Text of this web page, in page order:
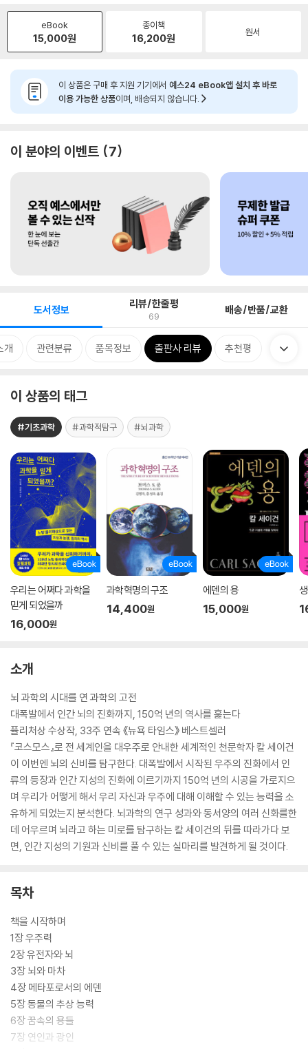
eBook
15,000원
종이책
16,200원 원서
이 상품은 구매 후 지원 기기에서 예스24 eBook앱 설치 후 바로
이용 가능한 상품이며, 배송되지 않습니다.
이 분야의 이벤트 7
도서정보 리뷰/한줄평
69 배송/반품/교환
개 관련분류 품목정보 출판사 리뷰 추천평
이 상품의 태그
#기초과학 #과학적탐구 #뇌과학
우리는 어쩌다 과학을
믿게 되었을까
16,000원
과학혁명의 구조
14,400원
에덴의 용
15,000원
소개
뇌 과학의 시대를 연 과학의 고전
대폭발에서 인간 뇌의 진화까지, 150억 년의 역사를 훑는다
퓰리처상 수상작, 33주 연속 《뉴욕 타임스》 베스트셀러
『코스모스』로 전 세계인을 대우주로 안내한 세계적인 천문학자 칼 세이건
이 이번엔 뇌의 신비를 탐구한다. 대폭발에서 시작된 우주의 진화에서 인
류의 등장과 인간 지성의 진화에 이르기까지 150억 년의 시공을 가로지으
며 우리가 어떻게 해서 우리 자신과 우주에 대해 이해할 수 있는 능력을 소
유하게 되었는지 분석한다. 뇌과학의 연구 성과와 동서양의 여러 신화를한
데 어우르며 뇌라고 하는 미로를 탐구하는 칼 세이건의 뒤를 따라가다 보
면, 인간 지성의 기원과 신비를 풀 수 있는 실마리를 발견하게 될 것이다.
목차
책을 시작하며
1장 우주력
2장 유전자와 뇌
3장 뇌와 마차
4장 메타포로서의 에덴
5장 동물의 추상 능력
6장 꿈속의 용들
7장 연인과 광인